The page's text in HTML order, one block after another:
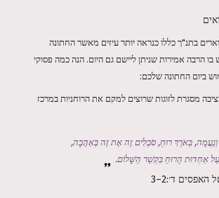
בתנ"ך כללו כנראה יותר עיזים מאשר החתונה
בו הרבה אמירות שניתן ליישם גם היום. הנה כמה פסוקי
ביום החתונה שלכם:
מסגרת לזוגות שרוצים למקם את הרוחניות במרכז
וְנַעֲמָה, בְּאֹרֶךְ רוּחַ, סֹבְלִים זֶה אֶת זֶה בְּאַהֲבָה,
אַחְדוּת הָרוּחַ בִּקְשַׁר הַשָּׁלוֹם.
ד׳:2–3